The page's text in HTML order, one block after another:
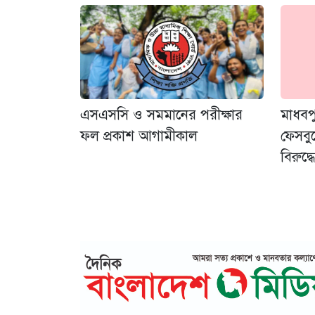
এসএসসি ও সমমানের পরীক্ষার
ফল প্রকাশ আগামীকাল